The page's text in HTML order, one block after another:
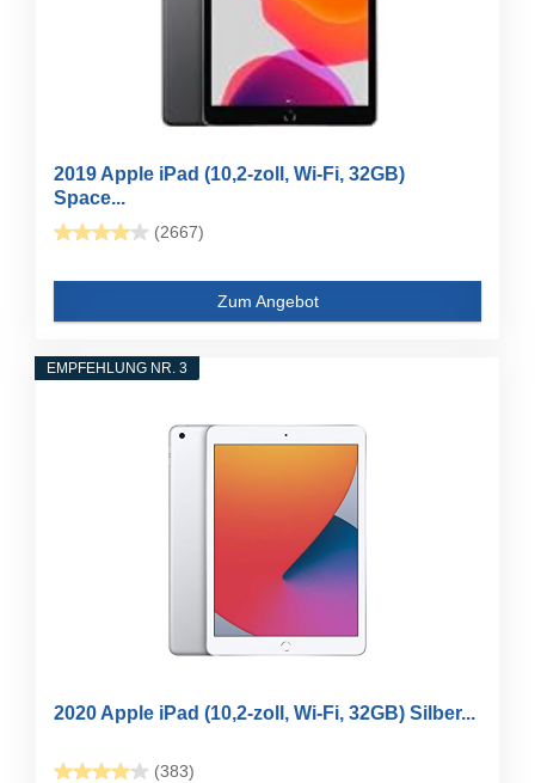
2019 Apple iPad (10,2-zoll, Wi-Fi, 32GB)
Space...
(2667)
Zum Angebot
EMPFEHLUNG NR. 3
2020 Apple iPad (10,2-zoll, Wi-Fi, 32GB) Silber...
(383)